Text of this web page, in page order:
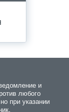
и
любого
при указании